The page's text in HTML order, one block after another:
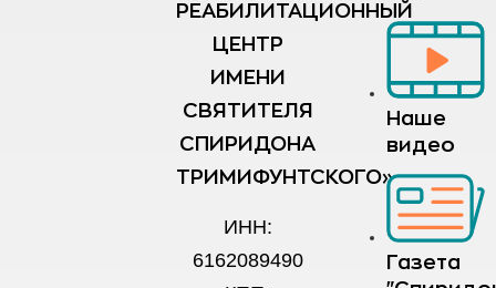
РЕАБИЛИТАЦИОННЫЙ
ЦЕНТР
ИМЕНИ
СВЯТИТЕЛЯ
СПИРИДОНА
ТРИМИФУНТСКОГО»
ИНН:
6162089490
Наше
видео
Газета